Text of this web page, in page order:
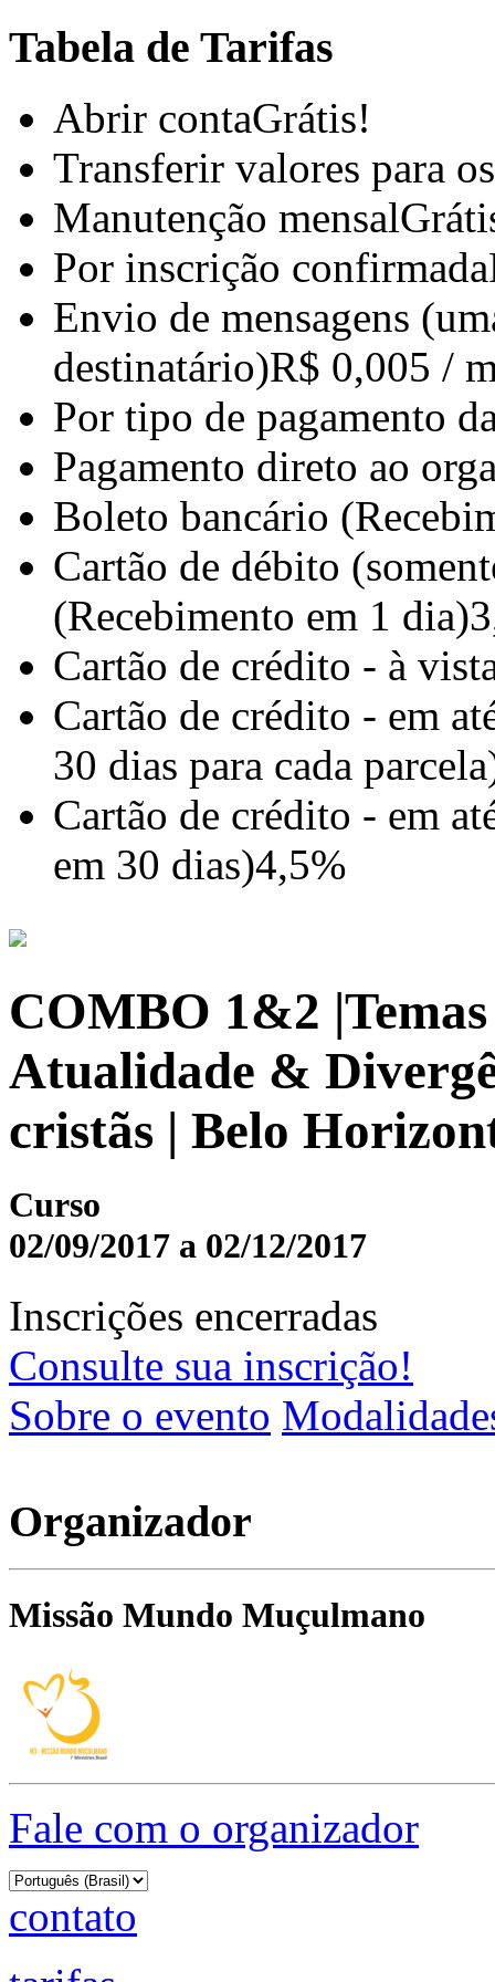
Tabela de Tarifas
Abrir contaGrátis!
Transferir valores para
Manutenção mensal
Por inscrição confirmada
Envio de mensagens
destinatário)R$ 0,005 /
Por tipo de pagamento
Pagamento direto ao
Boleto bancário
Cartão de débito
(Recebimento em 1 dia)
Cartão de crédito - à
Cartão de crédito - em
30 dias para cada
Cartão de crédito - em
em 30 dias)4,5%
COMBO 1&2
Atualidade &
cristãs | Belo
Curso
02/09/2017 a 02/12/2017
Inscrições encerradas
Consulte sua inscrição!
Sobre o evento
Organizador
Missão Mundo Muçulmano
Fale com o organizador
contato